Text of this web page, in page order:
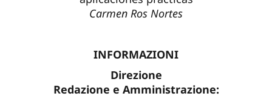
Carmen Ros Nortes
INFORMAZIONI
Direzione
Redazione e Amministrazione: